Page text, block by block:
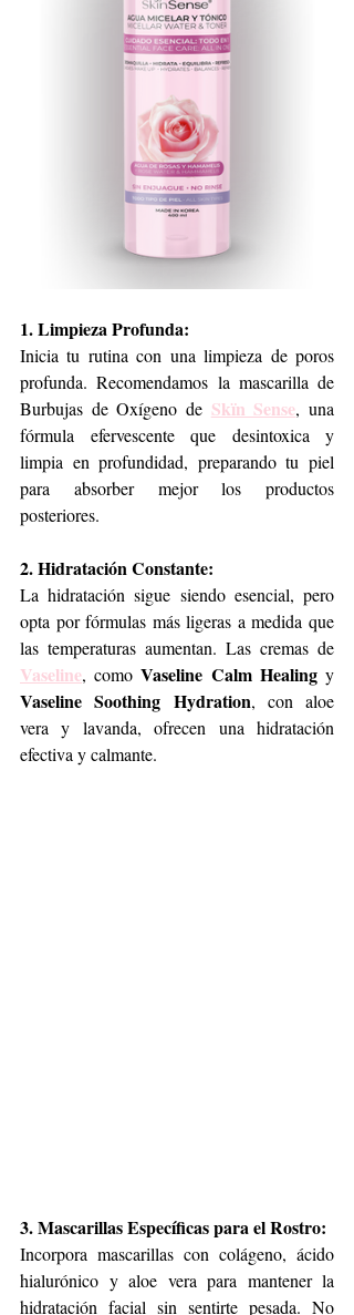
1. Limpieza Profunda:
Inicia tu rutina con una limpieza de poros
profunda. Recomendamos la mascarilla de
Burbujas de Oxígeno de Skïn Sense, una
fórmula efervescente que desintoxica y
limpia en profundidad, preparando tu piel
para absorber mejor los productos
posteriores.
2. Hidratación Constante:
La hidratación sigue siendo esencial, pero
opta por fórmulas más ligeras a medida que
Vaseline, como Vaseline Calm Healing
Vaseline Soothing Hydration, con aloe
vera y lavanda, ofrecen una hidratación
efectiva y calmante.
3. Mascarillas Específicas para el Rostro:
Incorpora mascarillas con colágeno, ácido
hialurónico y aloe vera para mantener la
hidratación facial sin sentirte pesada. No